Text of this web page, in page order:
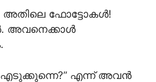
ഫോട്ടോകൾ!
അവനെക്കാൾ
എന്ന് അവൻ